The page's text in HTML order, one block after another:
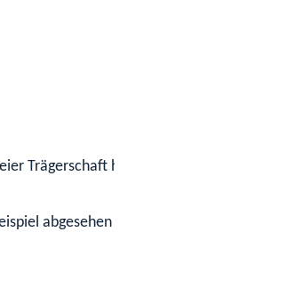
Trägerschaft handelt
abgesehen werden, wenn eine Schule